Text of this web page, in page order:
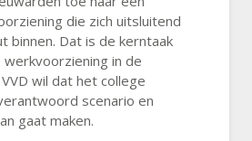
die zich uitsluitend
binnen. Dat is de kerntaak
werkvoorziening in de
wil dat het college
scenario en
gaat maken.